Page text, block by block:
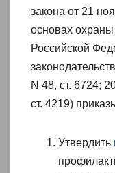
закона от 21
основах
Российской
N 48, ст. 6724;
ст. 4219)
Утвердить